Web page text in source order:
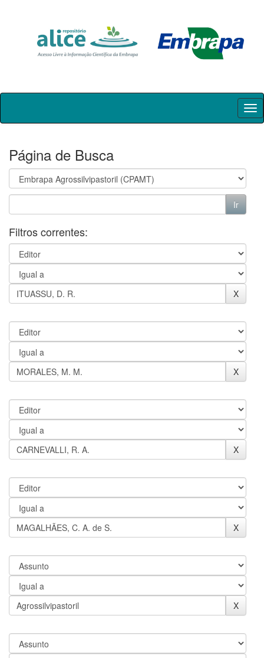
Skip
Página de Busca
Filtros correntes: